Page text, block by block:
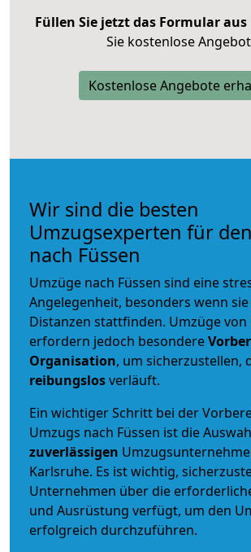
Füllen Sie jetzt das Formular aus
Sie kostenlose
Kostenlose Angebote
Wir sind die besten
Umzugsexperten für
nach Füssen
Umzüge nach Füssen sind eine
Angelegenheit, besonders wenn
Distanzen stattfinden. Umzüge
erfordern jedoch besondere
Organisation, um sicherzustellen,
reibungslosverläuft.
Ein wichtiger Schritt bei der
Umzugs nach Füssen ist die
zuverlässigen
Karlsruhe. Es ist wichtig,
Unternehmen über die
und Ausrüstung verfügt, um den
erfolgreich durchzuführen.